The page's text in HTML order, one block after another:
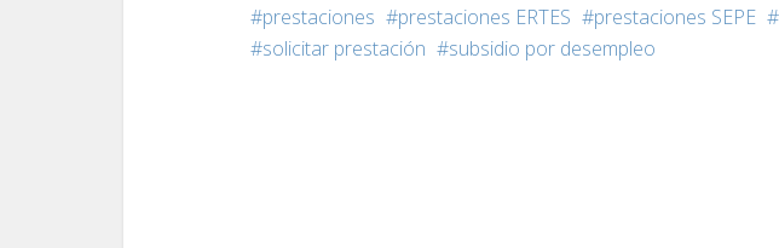
prestaciones
prestaciones ERTES prestaciones SEPE
solicitar prestación
subsidio por desempleo